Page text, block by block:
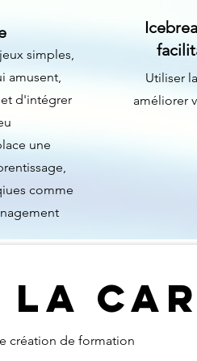
simples,
amusent,
d'intégrer
une
comme
Utiliser
améliorer
création de formation